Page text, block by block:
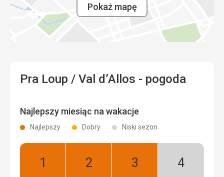
Pokaż mapę
Pra Loup / Val d’Allos - pogoda
Najlepszy miesiąc na wakacje
Najlepszy Dobry Niski sezon
Styczeń:
Luty:
Marzec:
Kwiecień: